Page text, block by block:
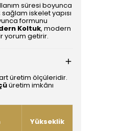
süresi boyunca
iskelet yapısı
formunu
Koltuk, modern
yorum getirir.
üretim ölçüleridir.
üretim imkânı
Yükseklik